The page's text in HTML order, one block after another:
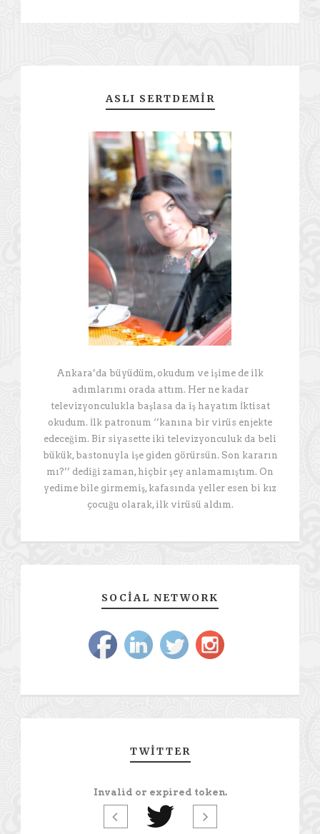
ASLI SERTDEMIR
Ankara’da büyüdüm, okudum ve işime de ilk
adımlarımı orada attım. Her ne kadar
televizyonculukla başlasa da iş hayatım İktisat
okudum. İlk patronum ‘’kanına bir virüs enjekte
edeceğim. Bir siyasette iki televizyonculuk da beli
bükük, bastonuyla işe giden görürsün. Son kararın
mı?’’ dediği zaman, hiçbir şey anlamamıştım. On
yedime bile girmemiş, kafasında yeller esen bi kız
çocuğu olarak, ilk virüsü aldım.
SOCIAL NETWORK
TWITTER
Invalid or expired token.